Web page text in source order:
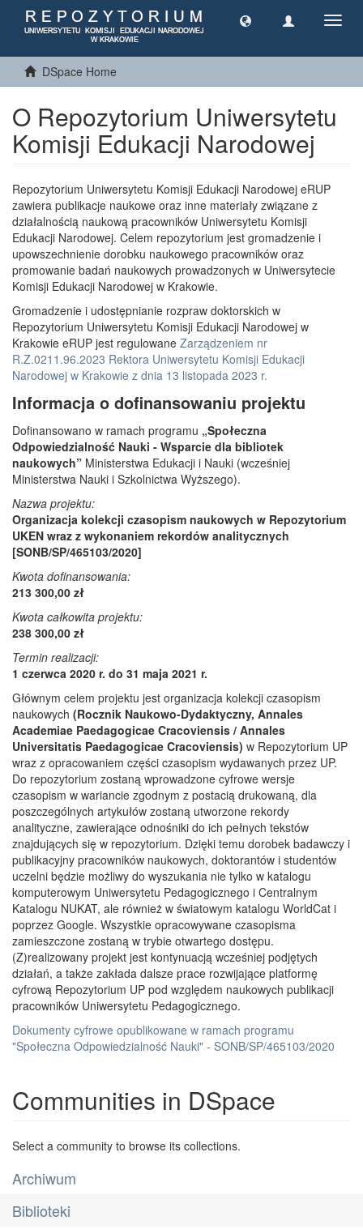
DSpace Home
O Repozytorium Uniwersytetu
Komisji Edukacji Narodowej
Repozytorium Uniwersytetu Komisji Edukacji Narodowej eRUP
zawiera publikacje naukowe oraz inne materiały związane z
działalnością naukową pracowników Uniwersytetu Komisji
Edukacji Narodowej. Celem repozytorium jest gromadzenie i
upowszechnienie dorobku naukowego pracowników oraz
promowanie badań naukowych prowadzonych w Uniwersytecie
Komisji Edukacji Narodowej w Krakowie.
Gromadzenie i udostępnianie rozpraw doktorskich w
Repozytorium Uniwersytetu Komisji Edukacji Narodowej w
Krakowie eRUP jest regulowane Zarządzeniem nr
R.Z.0211.96.2023 Rektora Uniwersytetu Komisji Edukacji
Narodowej w Krakowie z dnia 13 listopada 2023 r.
Informacja o dofinansowaniu projektu
Dofinansowano w ramach programu „Społeczna
Odpowiedzialność Nauki - Wsparcie dla bibliotek
naukowych” Ministerstwa Edukacji i Nauki (wcześniej
Ministerstwa Nauki i Szkolnictwa Wyższego).
Nazwa projektu:
Organizacja kolekcji czasopism naukowych w Repozytorium
UKEN wraz z wykonaniem rekordów analitycznych
[SONB/SP/465103/2020]
Kwota dofinansowania:
213 300,00 zł
Kwota całkowita projektu:
238 300,00 zł
Termin realizacji:
1 czerwca 2020 r. do 31 maja 2021 r.
Głównym celem projektu jest organizacja kolekcji czasopism
naukowych (Rocznik Naukowo-Dydaktyczny, Annales
Academiae Paedagogicae Cracoviensis / Annales
Universitatis Paedagogicae Cracoviensis) w Repozytorium UP
wraz z opracowaniem części czasopism wydawanych przez UP.
Do repozytorium zostaną wprowadzone cyfrowe wersje
czasopism w wariancie zgodnym z postacią drukowaną, dla
poszczególnych artykułów zostaną utworzone rekordy
analityczne, zawierające odnośniki do ich pełnych tekstów
znajdujących się w repozytorium. Dzięki temu dorobek badawczy i
publikacyjny pracowników naukowych, doktorantów i studentów
uczelni będzie możliwy do wyszukania nie tylko w katalogu
komputerowym Uniwersytetu Pedagogicznego i Centralnym
Katalogu NUKAT, ale również w światowym katalogu WorldCat i
poprzez Google. Wszystkie opracowywane czasopisma
zamieszczone zostaną w trybie otwartego dostępu.
(Z)realizowany projekt jest kontynuacją wcześniej podjętych
działań, a także zakłada dalsze prace rozwijające platformę
cyfrową Repozytorium UP pod względem naukowych publikacji
pracowników Uniwersytetu Pedagogicznego.
Dokumenty cyfrowe opublikowane w ramach programu
"Społeczna Odpowiedzialność Nauki" - SONB/SP/465103/2020
Communities in DSpace
Select a community to browse its collections.
Archiwum
Biblioteki